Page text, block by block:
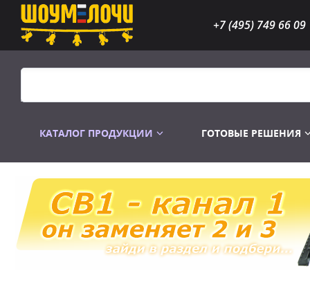
+7 (495) 749 66 09
КАТАЛОГ ПРОДУКЦИИ
Распродажа Лампы
ГОТОВЫЕ РЕШЕНИЯ